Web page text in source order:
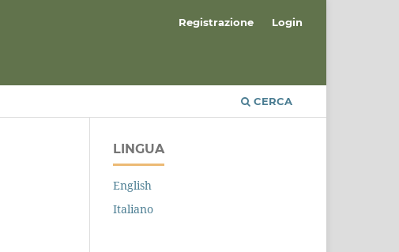
CERCA
Registrazione Login
LINGUA
English
Italiano